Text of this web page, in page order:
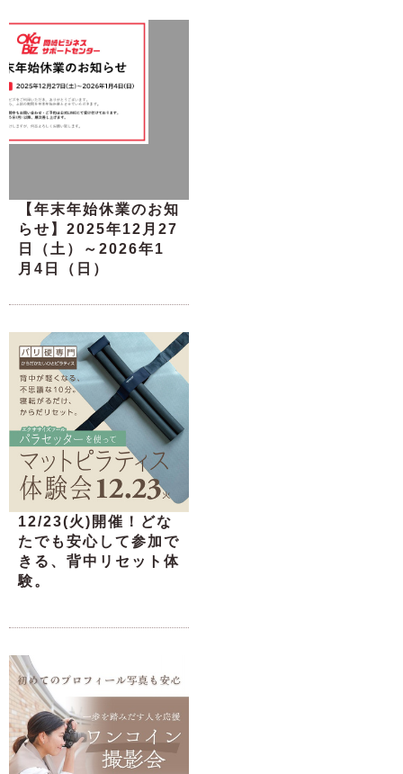
【年末年始休業のお知
らせ】2025年12月27
日（土）～2026年1
月4日（日）
12/23(火)開催！どな
たでも安心して参加で
きる、背中リセット体
験。